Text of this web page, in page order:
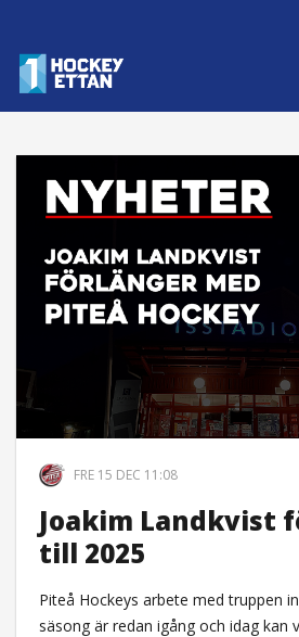
FRE 15 DEC 11:08
Joakim Landkvist
till 2025
Piteå Hockeys arbete med truppen
säsong är redan igång och idag kan